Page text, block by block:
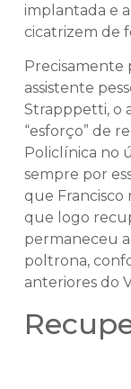
implantada e
cicatrizem de
Precisamente
assistente
Strapppetti, o
“esforço” de
Policlínica no
sempre por
que Francisco
que logo
permaneceu
poltrona,
anteriores do